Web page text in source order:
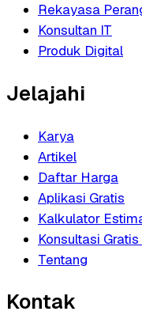
Rekayasa
Konsultan IT
Produk Digital
Jelajahi
Karya
Artikel
Daftar Harga
Aplikasi Gratis
Kalkulator
Konsultasi Gratis
Tentang
Kontak